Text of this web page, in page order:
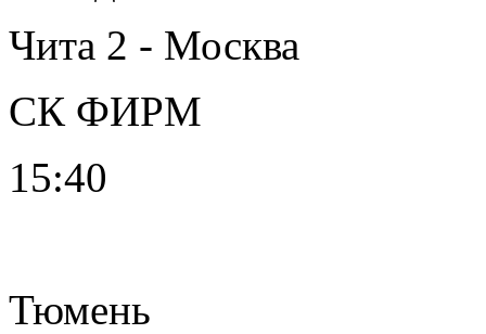
Чита 2 - Москва
СК ФИРМ
15:40
Тюмень